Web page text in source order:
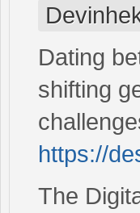
Dating
shifting
https://
The